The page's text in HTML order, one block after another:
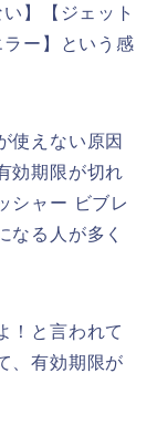
】【ジェット
ー】という感
使えない原因
効期限が切れ
シャー ビブレ
なる人が多く
！と言われて
、有効期限が